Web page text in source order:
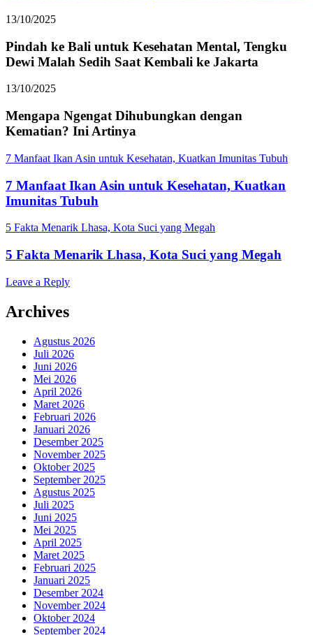
13/10/2025
Pindah ke Bali untuk Kesehatan Mental, Tengku
Dewi Malah Sedih Saat Kembali ke Jakarta
13/10/2025
Mengapa Ngengat Dihubungkan dengan
Kematian? Ini Artinya
7 Manfaat Ikan Asin untuk Kesehatan, Kuatkan Imunitas Tubuh
7 Manfaat Ikan Asin untuk Kesehatan, Kuatkan
Imunitas Tubuh
5 Fakta Menarik Lhasa, Kota Suci yang Megah
5 Fakta Menarik Lhasa, Kota Suci yang Megah
Leave a Reply
Archives
Agustus 2026
Juli 2026
Juni 2026
Mei 2026
April 2026
Maret 2026
Februari 2026
Januari 2026
Desember 2025
November 2025
Oktober 2025
September 2025
Agustus 2025
Juli 2025
Juni 2025
Mei 2025
April 2025
Maret 2025
Februari 2025
Januari 2025
Desember 2024
November 2024
Oktober 2024
September 2024